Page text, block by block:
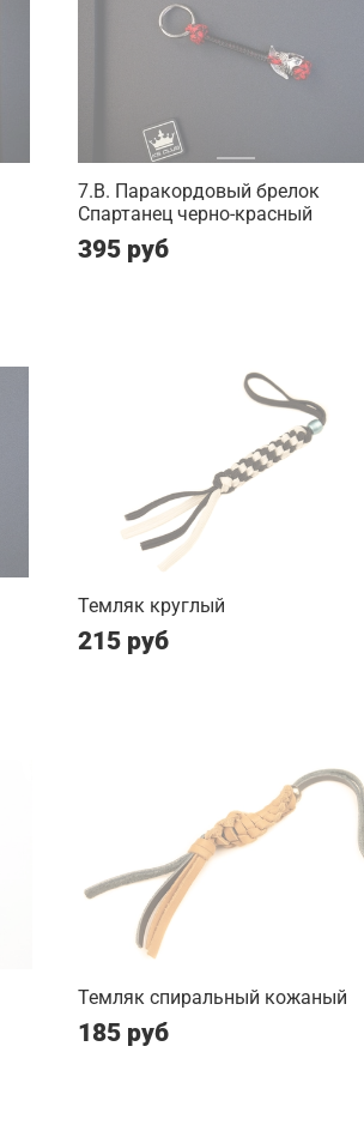
7.B. Паракордовый брелок
Спартанец черно-красный
395 руб
Темляк круглый
215 руб
Темляк спиральный кожаный
185 руб